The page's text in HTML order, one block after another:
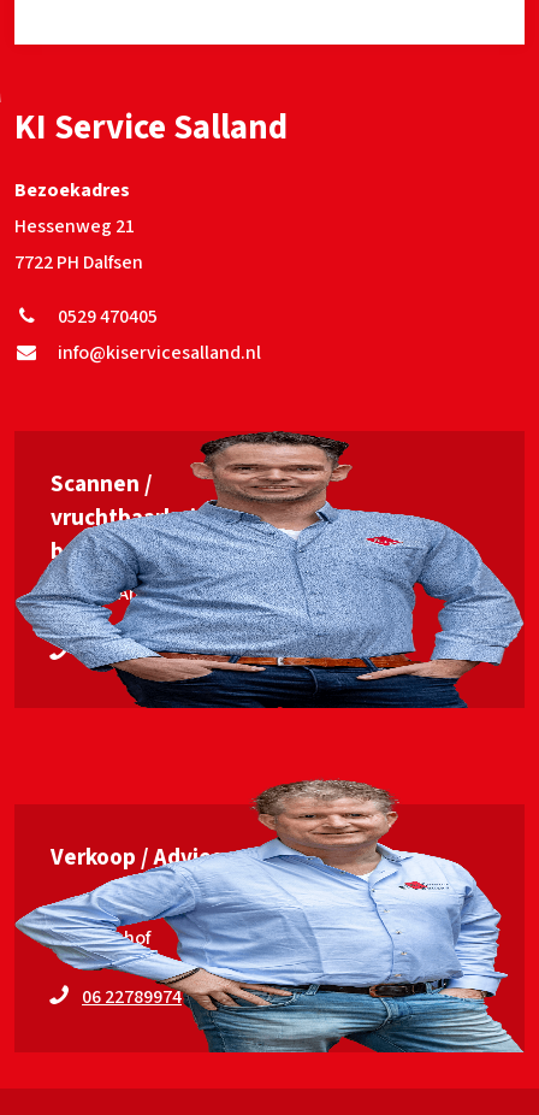
KI Service Salland
Bezoekadres
Hessenweg 21
7722 PH Dalfsen
0529 470405
info@kiservicesalland.nl
Scannen /
vruchtbaarheids­
begeleiding
Jan van Ankum
06 53563448
Verkoop / Advies
Erwin Elshof
06 22789974